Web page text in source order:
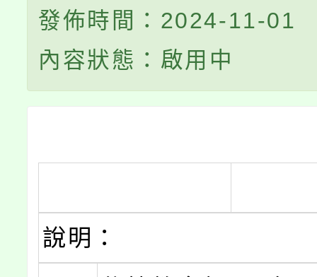
發佈時間：2024-11-01
內容狀態：啟用中
說明：